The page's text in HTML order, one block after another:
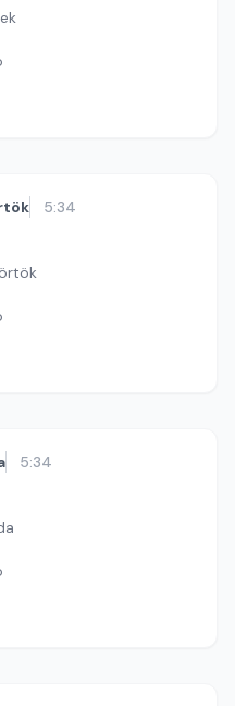
5:34
5:34